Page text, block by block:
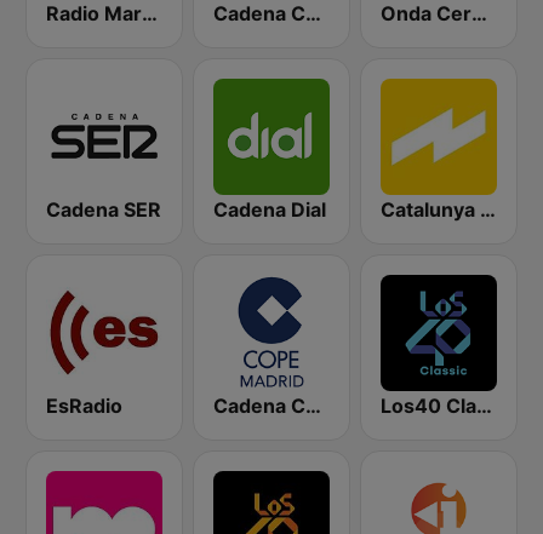
Radio Marca Nacional Cadena COPE Onda Cero Madrid
Cadena SER Cadena Dial Catalunya Ràdio
EsRadio Cadena COPE Madrid Los40 Classic